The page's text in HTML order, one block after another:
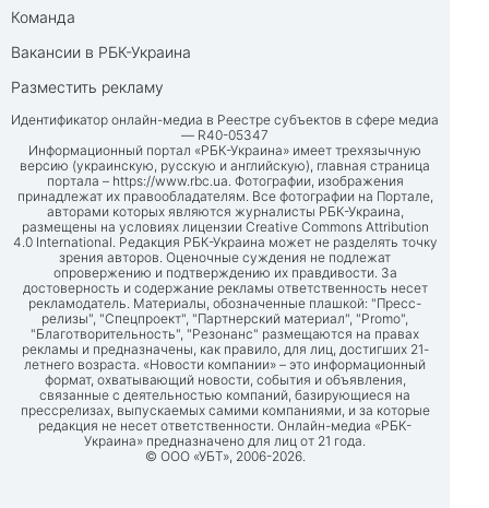
Команда
Вакансии в РБК-Украина
Разместить рекламу
Идентификатор онлайн-медиа в Реестре субъектов в сфере медиа
— R40-05347
Информационный портал «РБК-Украина» имеет трехязычную
версию (украинскую, русскую и английскую), главная страница
портала – https://www.rbc.ua. Фотографии, изображения
принадлежат их правообладателям. Все фотографии на Портале,
авторами которых являются журналисты РБК-Украина,
размещены на условиях лицензии Creative Commons Attribution
4.0 International. Редакция РБК-Украина может не разделять точку
зрения авторов. Оценочные суждения не подлежат
опровержению и подтверждению их правдивости. За
достоверность и содержание рекламы ответственность несет
рекламодатель. Материалы, обозначенные плашкой: "Пресс-
релизы", "Спецпроект", "Партнерский материал", "Promo",
"Благотворительность", "Резонанс" размещаются на правах
рекламы и предназначены, как правило, для лиц, достигших 21-
летнего возраста. «Новости компании» – это информационный
формат, охватывающий новости, события и объявления,
связанные с деятельностью компаний, базирующиеся на
прессрелизах, выпускаемых самими компаниями, и за которые
редакция не несет ответственности. Онлайн-медиа «РБК-
Украина» предназначено для лиц от 21 года.
© ООО «УБТ», 2006-2026.